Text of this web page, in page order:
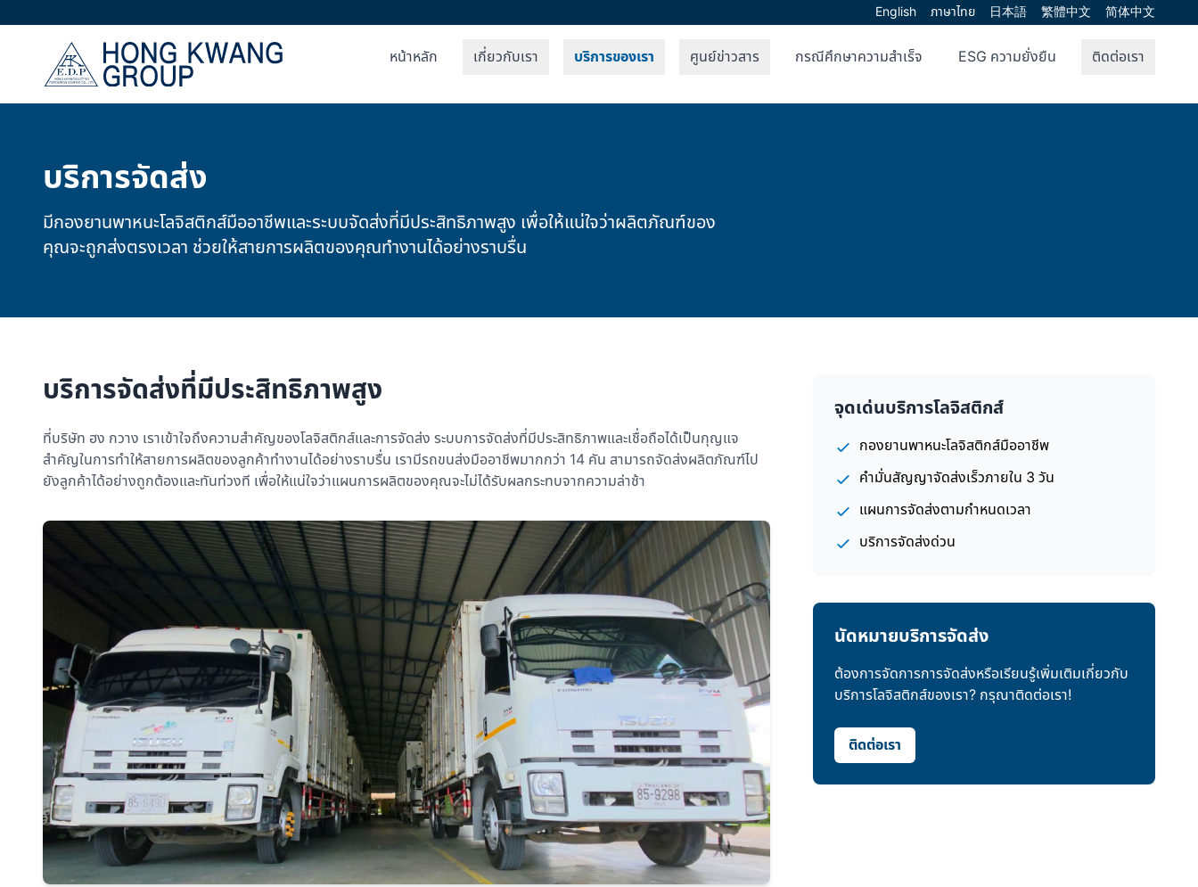
English ภาษาไทย 日本語 繁體中文 简体中文
หน้าหลัก เกี่ยวกับเรา บริการของเรา ศูนย์ข่าวสาร กรณีศึกษาความสำเร็จ ESG ความยั่งยืน ติดต่อเรา
บริการจัดส่ง
มีกองยานพาหนะโลจิสติกส์มืออาชีพและระบบจัดส่งที่มีประสิทธิภาพสูง เพื่อให้แน่ใจว่าผลิตภัณฑ์ของ
คุณจะถูกส่งตรงเวลา ช่วยให้สายการผลิตของคุณทำงานได้อย่างราบรื่น
บริการจัดส่งที่มีประสิทธิภาพสูง
ที่บริษัท ฮง กวาง เราเข้าใจถึงความสำคัญของโลจิสติกส์และการจัดส่ง ระบบการจัดส่งที่มีประสิทธิภาพและเชื่อถือได้เป็นกุญแจ
สำคัญในการทำให้สายการผลิตของลูกค้าทำงานได้อย่างราบรื่น เรามีรถขนส่งมืออาชีพมากกว่า 14 คัน สามารถจัดส่งผลิตภัณฑ์ไป
ยังลูกค้าได้อย่างถูกต้องและทันท่วงที เพื่อให้แน่ใจว่าแผนการผลิตของคุณจะไม่ได้รับผลกระทบจากความล่าช้า
จุดเด่นบริการโลจิสติกส์
กองยานพาหนะโลจิสติกส์มืออาชีพ
คำมั่นสัญญาจัดส่งเร็วภายใน 3 วัน
แผนการจัดส่งตามกำหนดเวลา
บริการจัดส่งด่วน
นัดหมายบริการจัดส่ง
ต้องการจัดการการจัดส่งหรือเรียนรู้เพิ่มเติมเกี่ยวกับ
บริการโลจิสติกส์ของเรา? กรุณาติดต่อเรา!
ติดต่อเรา